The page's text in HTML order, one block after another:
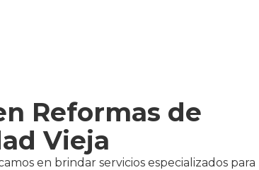
Reformas de
Vieja
en brindar servicios especializados para